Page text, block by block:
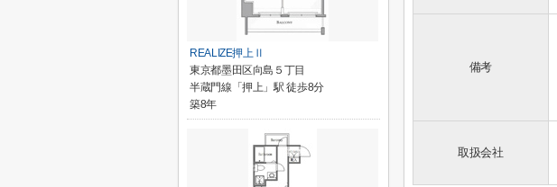
備考
取扱会社
REALIZE押上Ⅱ
東京都墨田区向島５丁目
半蔵門線「押上」駅 徒歩8分
築8年